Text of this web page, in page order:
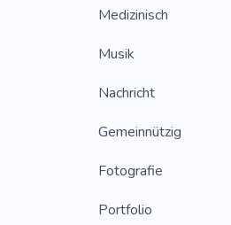
Medizinisch
Musik
Nachricht
Gemeinnützig
Fotografie
Portfolio